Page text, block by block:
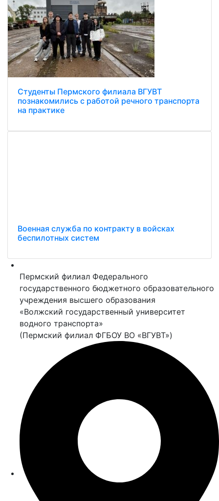
Студенты Пермского филиала ВГУВТ
познакомились с работой речного транспорта
на практике
Военная служба по контракту в войсках
беспилотных систем
Пермский филиал Федерального
государственного бюджетного образовательного
учреждения высшего образования
«Волжский государственный университет
водного транспорта»
(Пермский филиал ФГБОУ ВО «ВГУВТ»)